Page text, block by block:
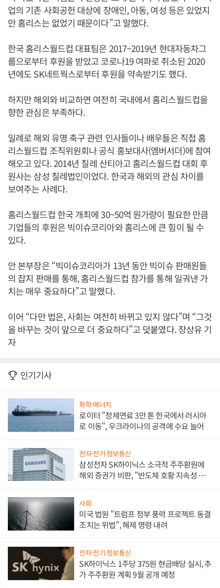
업의 기존 사회공헌 대상에 장애인, 아동, 여성 등은 있었지
만 홈리스는 없었기 때문이다”고 말했다.
한국 홈리스월드컵 대표팀은 2017~2019년 현대자동차그
룹으로부터 후원을 받았고 코로나19 여파로 취소된 2020
년에도 SK네트웍스로부터 후원을 약속받기도 했다.
하지만 해외와 비교하면 여전히 국내에서 홈리스월드컵을
향한 관심은 부족하다.
일례로 해외 유명 축구 관련 인사들이나 배우들은 직접 홈
리스월드컵 조직위원회나 공식 홍보대사(엠버서더)에 참여
해오고 있다. 2014년 칠레 산티아고 홈리스월드컵 대회 후
원사는 삼성 칠레법인이었다. 한국과 해외의 관심 차이를
보여주는 사례다.
홈리스월드컵 한국 개최에 30~50억 원가량이 필요한 만큼
기업들의 후원은 빅이슈코리아와 홈리스에 큰 힘이 될 수
있다.
안 본부장은 “빅이슈코리아가 13년 동안 빅이슈 판매원들
의 잡지 판매를 통해, 홈리스월드컵 참가를 통해 일궈낸 가
치는 매우 중요하다”고 말했다.
이어 “다만 법은, 사회는 여전히 바뀌고 있지 않다”며 “그것
을 바꾸는 것이 앞으로 더 중요하다”고 덧붙였다. 장상유 기
자
인기기사
화학·에너지
로이터 "정제연료 3만 톤 한국에서 러시아
로 이동", 우크라이나의 공격에 수요 늘어
전자·전기·정보통신
삼성전자 SK하이닉스 소극적 주주환원에
해외 증권가 비판, "반도체 호황 지속성 의
사회
미국 법원 "트럼프 정부 풍력 프로젝트 동결
조치는 위법", 해제 명령 내려
전자·전기·정보통신
SK하이닉스 1주당 375원 현금배당 실시, 추
가 주주환원 계획 9월 공개 예정